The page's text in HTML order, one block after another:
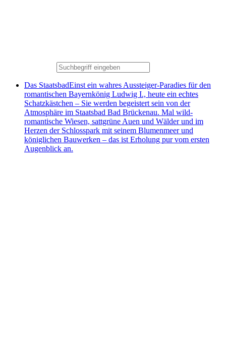
Das StaatsbadEinst ein wahres Aussteiger-Paradies für den
romantischen Bayernkönig Ludwig I., heute ein echtes
Schatzkästchen – Sie werden begeistert sein von der
Atmosphäre im Staatsbad Bad Brückenau. Mal wild-
romantische Wiesen, sattgrüne Auen und Wälder und im
Herzen der Schlosspark mit seinem Blumenmeer und
königlichen Bauwerken – das ist Erholung pur vom ersten
Augenblick an.